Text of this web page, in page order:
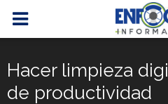
Hacer limpieza
de productividad